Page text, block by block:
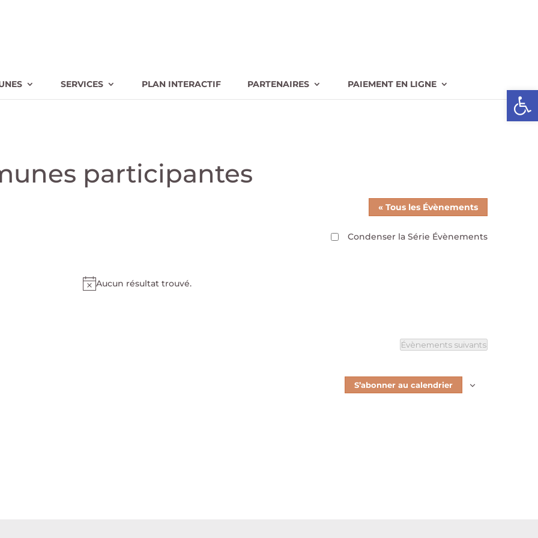
Ouvrir
SERVICES PLAN INTERACTIF PARTENAIRES PAIEMENT EN LIGNE
participantes
« Tous les Évènements
Notice
Aucun résultat trouvé.
Condenser la Série Évènements
Évènements suivants
S’abonner au calendrier